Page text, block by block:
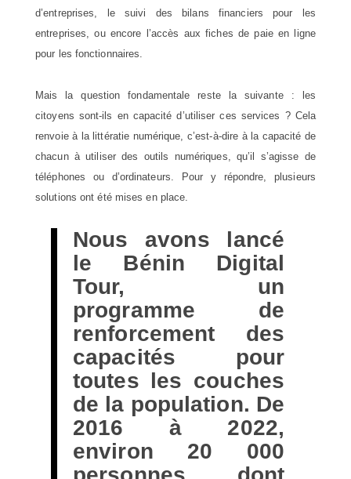
d’entreprises, le suivi des bilans financiers pour les
entreprises, ou encore l’accès aux fiches de paie en ligne
pour les fonctionnaires.
Mais la question fondamentale reste la suivante : les
citoyens sont-ils en capacité d’utiliser ces services ? Cela
renvoie à la littératie numérique, c’est-à-dire à la capacité de
chacun à utiliser des outils numériques, qu’il s’agisse de
téléphones ou d’ordinateurs. Pour y répondre, plusieurs
solutions ont été mises en place.
Nous avons lancé
le Bénin Digital
Tour, un
programme de
renforcement des
capacités pour
toutes les couches
de la population. De
2016 à 2022,
environ 20 000